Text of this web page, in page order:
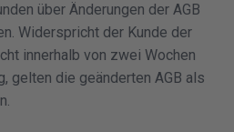
über Änderungen der AGB
Widerspricht der Kunde der
innerhalb von zwei Wochen
gelten die geänderten AGB als